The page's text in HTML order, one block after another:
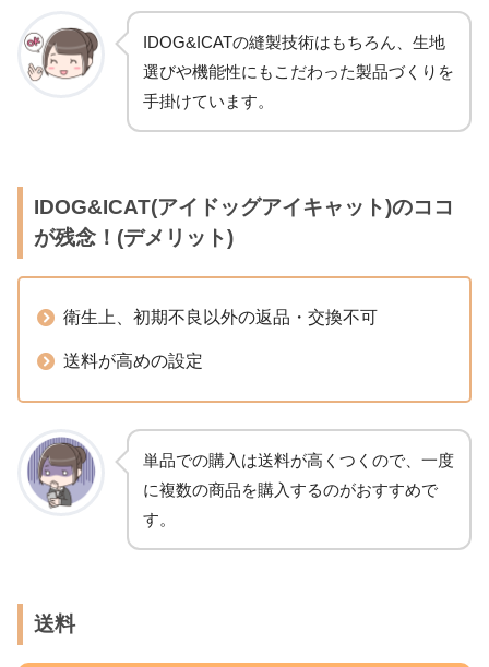
IDOG&ICATの縫製技術はもちろん、生地
選びや機能性にもこだわった製品づくりを
手掛けています。
IDOG&ICAT(アイドッグアイキャット)のココ
が残念！(デメリット)
衛生上、初期不良以外の返品・交換不可
送料が高めの設定
単品での購入は送料が高くつくので、一度
に複数の商品を購入するのがおすすめで
す。
送料